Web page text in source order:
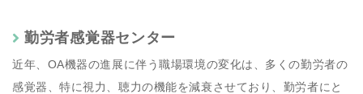
勤労者感覚器センター
近年、OA機器の進展に伴う職場環境の変化は、多くの勤労者の
感覚器、特に視力、聴力の機能を減衰させており、勤労者にと